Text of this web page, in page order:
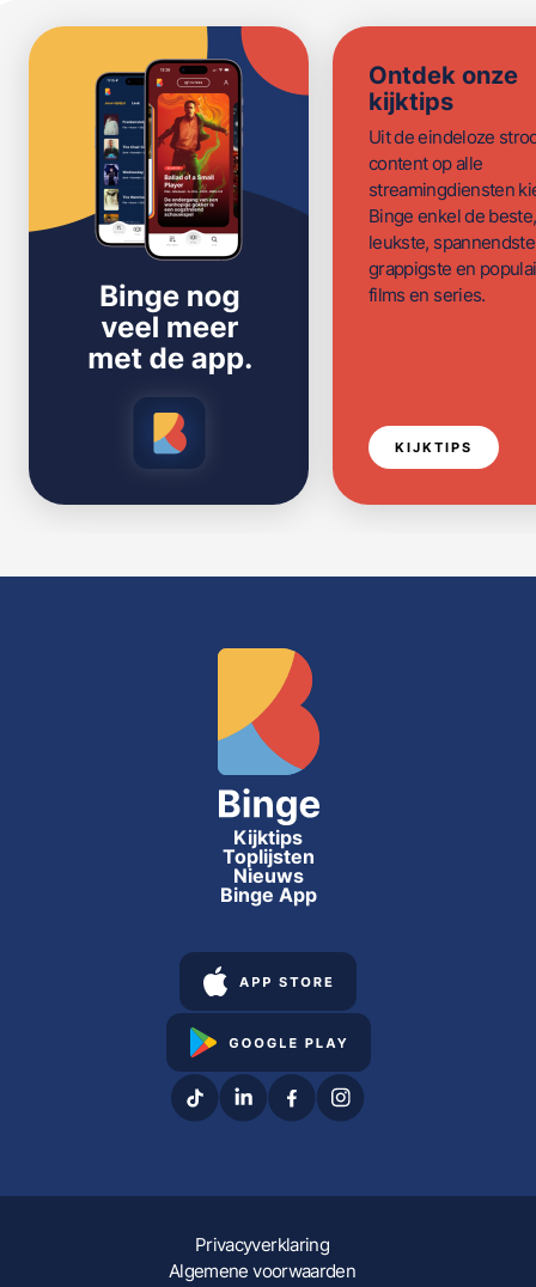
Ontdek onze
kijktips
Uit de eindeloze
content op alle
streamingdiensten
Binge enkel de beste,
leukste,
grappigste en
films en series.
KIJKTIPS
Kijktips
Toplijsten
Nieuws
Binge App
Privacyverklaring
Algemene voorwaarden